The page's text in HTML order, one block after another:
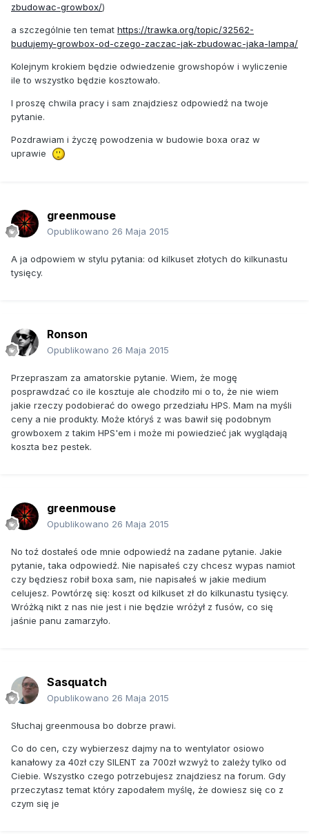
zbudowac-growbox/)
a szczególnie ten temat https://trawka.org/topic/32562-
budujemy-growbox-od-czego-zaczac-jak-zbudowac-jaka-lampa/
Kolejnym krokiem będzie odwiedzenie growshopów i wyliczenie
ile to wszystko będzie kosztowało.
I proszę chwila pracy i sam znajdziesz odpowiedź na twoje
pytanie.
Pozdrawiam i życzę powodzenia w budowie boxa oraz w
uprawie
greenmouse
Opublikowano 26 Maja 2015
A ja odpowiem w stylu pytania: od kilkuset złotych do kilkunastu
tysięcy.
Ronson
Opublikowano 26 Maja 2015
Przepraszam za amatorskie pytanie. Wiem, że mogę
posprawdzać co ile kosztuje ale chodziło mi o to, że nie wiem
jakie rzeczy podobierać do owego przedziału HPS. Mam na myśli
ceny a nie produkty. Może któryś z was bawił się podobnym
growboxem z takim HPS'em i może mi powiedzieć jak wyglądają
koszta bez pestek.
greenmouse
Opublikowano 26 Maja 2015
No toź dostałeś ode mnie odpowiedź na zadane pytanie. Jakie
pytanie, taka odpowiedź. Nie napisałeś czy chcesz wypas namiot
czy będziesz robił boxa sam, nie napisałeś w jakie medium
celujesz. Powtórzę się: koszt od kilkuset zł do kilkunastu tysięcy.
Wróżką nikt z nas nie jest i nie będzie wróżył z fusów, co się
jaśnie panu zamarzyło.
Sasquatch
Opublikowano 26 Maja 2015
Słuchaj greenmousa bo dobrze prawi.
Co do cen, czy wybierzesz dajmy na to wentylator osiowo
kanałowy za 40zł czy SILENT za 700zł wzwyż to zależy tylko od
Ciebie. Wszystko czego potrzebujesz znajdziesz na forum. Gdy
przeczytasz temat który zapodałem myślę, że dowiesz się co z
czym się je